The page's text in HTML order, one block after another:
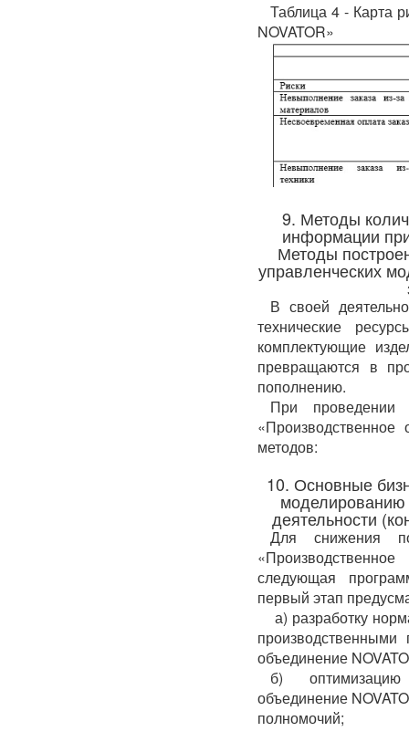
Таблица 4 - Карта
NOVATOR»
9. Методы
информации
Методы
управленческих
В своей
технические
комплектующие
превращаются в
пополнению.
При проведении
«Производственное
методов:
10. Основные
моделированию
деятельности
Для снижения
следующая
первый этап
а) разработку
объединение
б)
объединение
полномочий;